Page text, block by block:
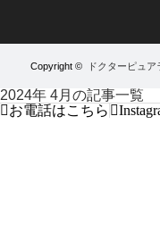
Copyright © ドクターピュ
2024年 4月の記事一覧
お電話はこちら